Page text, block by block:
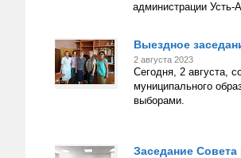
администрации Усть-
Выездное
2 августа 2023
Сегодня, 2 августа,
муниципального
выборами.
Заседание